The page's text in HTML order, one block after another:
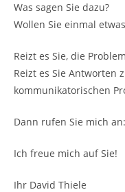
Was sagen Sie dazu?
Wollen Sie einmal
Reizt es Sie, die
Reizt es Sie Antworten
kommunikatorischen
Dann rufen Sie mich
Ich freue mich auf Sie!
Ihr David Thiele